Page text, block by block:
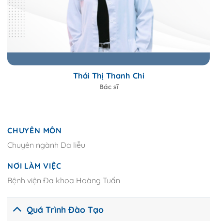
Thái Thị Thanh Chi
Bác sĩ
CHUYÊN MÔN
Chuyên ngành Da liễu
NƠI LÀM VIỆC
Bệnh viện Đa khoa Hoàng Tuấn
Quá Trình Đào Tạo